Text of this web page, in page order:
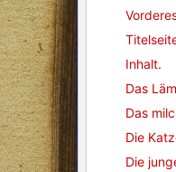
Inhalt.
Das
Das
Die
Die